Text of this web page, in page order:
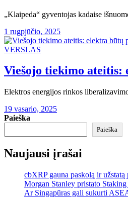
„Klaipeda“ gyventojas kadaise
1 rugpjūčio, 2025
VERSLAS
Viešojo tiekimo ateitis:
Elektros energijos rinkos
19 vasario, 2025
Paieška
Paieška
Naujausi įrašai
cbXRP gauna paskolą ir
Morgan Stanley pristato
Ar Singapūras gali sukurti